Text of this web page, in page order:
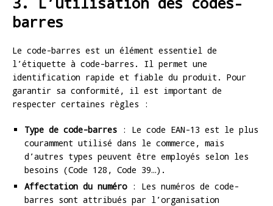
barres
Le code-barres est un élément essentiel de
l’étiquette à code-barres. Il permet une
identification rapide et fiable du produit. Pour
garantir sa conformité, il est important de
respecter certaines règles :
Type de code-barres : Le code EAN-13 est le plus
couramment utilisé dans le commerce, mais
d’autres types peuvent être employés selon les
besoins (Code 128, Code 39…).
Affectation du numéro: Les numéros de code-
barres sont attribués par l’organisation